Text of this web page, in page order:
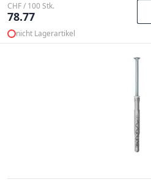
CHF / 100 Stk.
78.77
nicht Lagerartikel